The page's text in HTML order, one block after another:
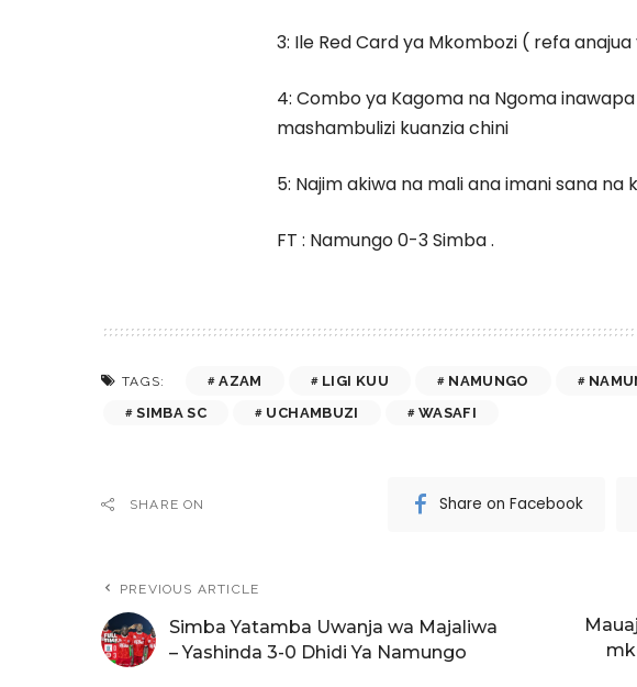
3: Ile Red Card ya Mkombozi ( refa
4: Combo ya Kagoma na Ngoma
mashambulizi kuanzia chini
5: Najim akiwa na mali ana imani sana na
FT : Namungo 0-3 Simba .
TAGS: AZAM LIGI KUU NAMUNGO
SIMBA SC
UCHAMBUZI WASAFI
SHARE ON Share on Facebook
PREVIOUS ARTICLE
Simba Yatamba Uwanja wa Majaliwa
– Yashinda 3-0 Dhidi Ya Namungo